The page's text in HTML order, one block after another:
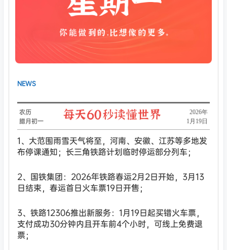
NEWS
​2026年
1月19日
农历
腊月初一
1、大范围雨雪天气将至，河南、安徽、江苏等多地发
布停课通知；长三角铁路计划临时停运部分列车；
2、国铁集团：2026年铁路春运2月2日开始，3月13
日结束，春运首日火车票19日开售；
3、铁路12306推出新服务：1月19日起买错火车票，
支付成功30分钟内且开车前4个小时，可线上免费退
票；